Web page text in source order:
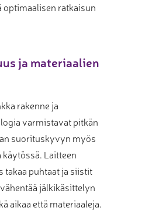
ratkaisun
ja materiaalien
rakenne ja
varmistavat pitkän
suorituskyvyn myös
Laitteen
takaa puhtaat ja siistit
jälkikäsittelyn
aikaa että materiaaleja.